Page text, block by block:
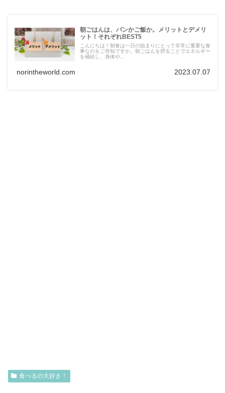
朝ごはんは、パンかご飯か。メリットとデメリ
ット！それぞれBEST5
こんにちは！朝食は一日の始まりにとって非常に重要な食
事なのをご存知ですか。朝ごはんを摂ることでエネルギー
を補給し、身体や...
norintheworld.com 2023.07.07
食べるの大好き！